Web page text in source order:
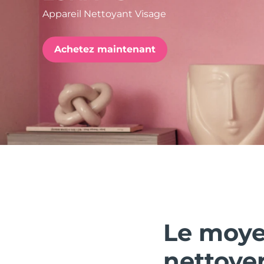
Appareil Nettoyant Visage
Achetez maintenant
Le
issa™ Teeth Whitening Set
FAQ™ Dual LED Panel
POPULAIRE